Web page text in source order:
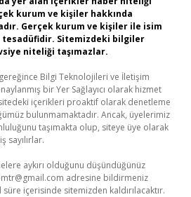
kurum ve kişiler hakkında
Gerçek kurum ve kişiler ile isim
Sitemizdeki bilgiler
niteliği taşımazlar.
gereğince Bilgi Teknolojileri ve İletişim
bir Yer Sağlayıcı olarak hizmet
içerikleri proaktif olarak denetleme
bulunmamaktadır. Ancak, üyelerimiz
taşımakta olup, siteye üye olarak
sayılırlar.
aykırı olduğunu düşündüğünüz
adresine bildirmeniz
içerisinde sitemizden kaldırılacaktır.